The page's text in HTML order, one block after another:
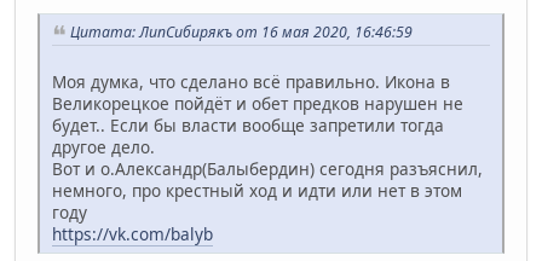
Цитата: ЛипСибирякъ от 16 мая 2020, 16:46:59
Моя думка, что сделано всё правильно. Икона в
Великорецкое пойдёт и обет предков нарушен не
будет.. Если бы власти вообще запретили тогда
другое дело.
Вот и о.Александр(Балыбердин) сегодня разъяснил,
немного, про крестный ход и идти или нет в этом
году
https://vk.com/balyb